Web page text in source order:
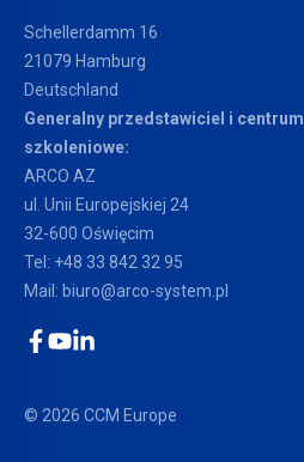
Schellerdamm 16
21079 Hamburg
Deutschland
Generalny przedstawiciel i centrum
szkoleniowe:
ARCO AZ
ul. Unii Europejskiej 24
32-600 Oświęcim
Tel: +48 33 842 32 95
Mail: biuro@arco-system.pl
© 2026 CCM Europe